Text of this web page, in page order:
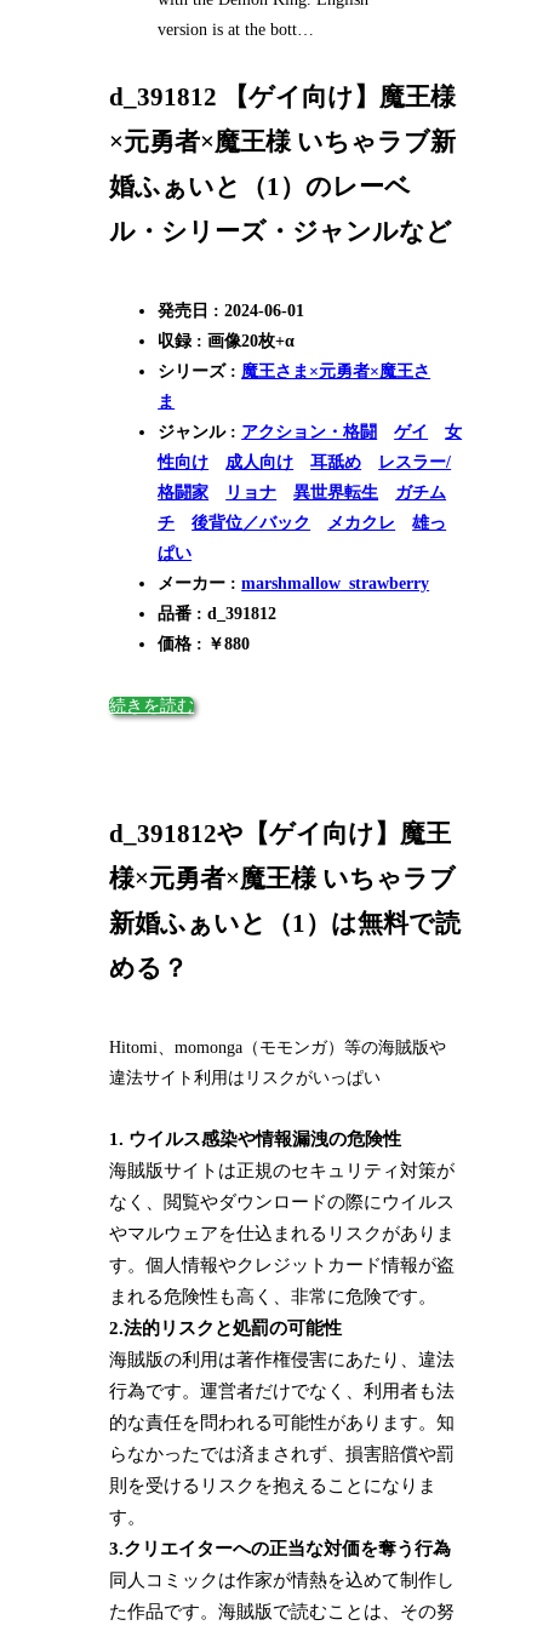
version is at the bott…
d_391812 【ゲイ向け】魔王様
×元勇者×魔王様 いちゃラブ新
婚ふぁいと（1）のレーベ
ル・シリーズ・ジャンルなど
発売日 : 2024-06-01
収録 : 画像20枚+α
シリーズ : 魔王さま×元勇者×魔王さ
ま
ジャンル : アクション・格闘 ゲイ
女
性向け
成人向け 耳舐め
レスラー/
格闘家
リョナ 異世界転生
ガチム
チ
後背位／バック メカクレ
雄っ
ぱい
メーカー :marshmallow_strawberry
品番 : d_391812
価格 : ￥880
続きを読む
d_391812や【ゲイ向け】魔王
様×元勇者×魔王様 いちゃラブ
新婚ふぁいと（1）は無料で読
める？
Hitomi、momonga（モモンガ）等の海賊版や
違法サイト利用はリスクがいっぱい
1. ウイルス感染や情報漏洩の危険性
海賊版サイトは正規のセキュリティ対策が
なく、閲覧やダウンロードの際にウイルス
やマルウェアを仕込まれるリスクがありま
す。個人情報やクレジットカード情報が盗
まれる危険性も高く、非常に危険です。
2.法的リスクと処罰の可能性
海賊版の利用は著作権侵害にあたり、違法
行為です。運営者だけでなく、利用者も法
的な責任を問われる可能性があります。知
らなかったでは済まされず、損害賠償や罰
則を受けるリスクを抱えることになりま
す。
3.クリエイターへの正当な対価を奪う行為
同人コミックは作家が情熱を込めて制作し
た作品です。海賊版で読むことは、その努